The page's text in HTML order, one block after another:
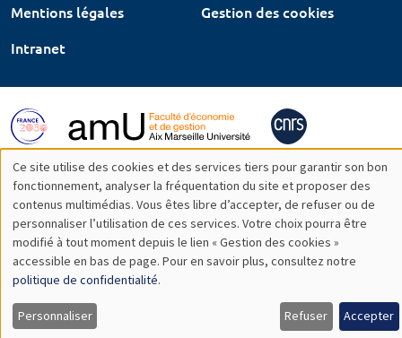
Mentions légales
Gestion des cookies
Intranet
Utilisation
des
données
personnelles
et
Ce site utilise des cookies et des services tiers pour garantir son bon
fonctionnement, analyser la fréquentation du site et proposer des
contenus multimédias. Vous êtes libre d’accepter, de refuser ou de
personnaliser l’utilisation de ces services. Votre choix pourra être
modifié à tout moment depuis le lien « Gestion des cookies »
accessible en bas de page. Pour en savoir plus, consultez notre
politique de confidentialité.
Personnaliser Refuser Accepter